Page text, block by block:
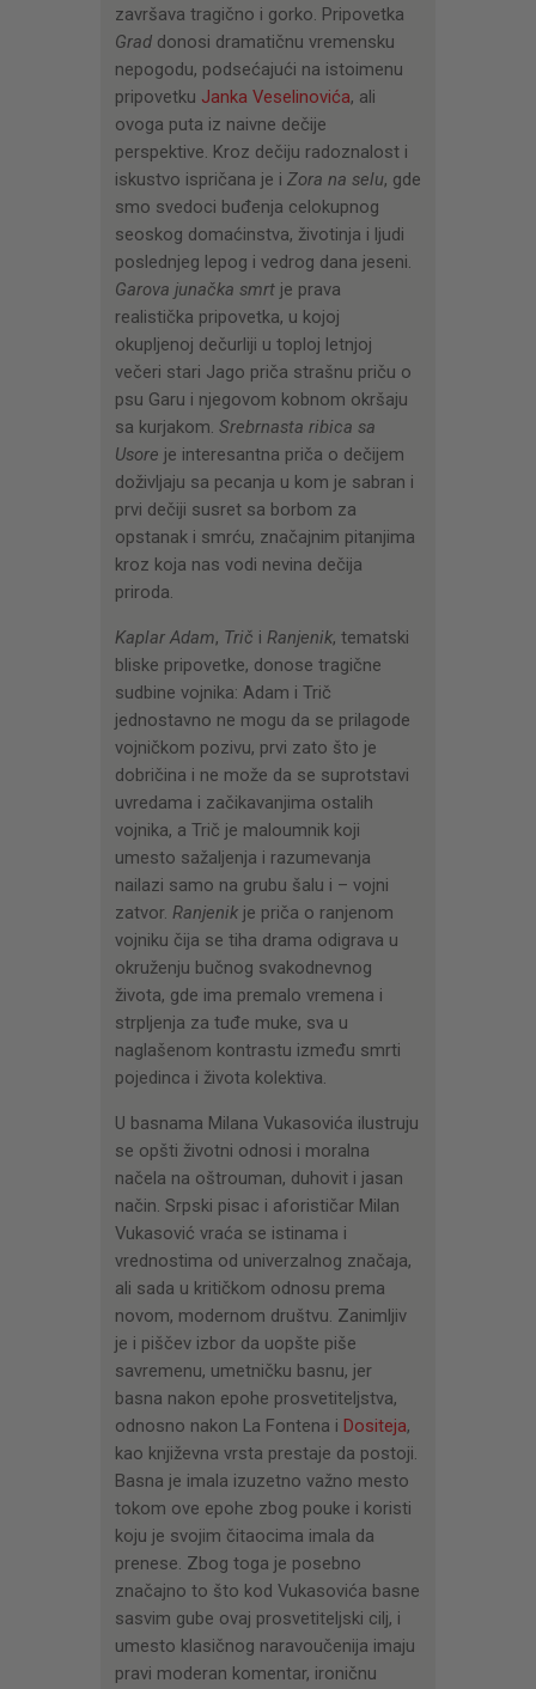
završava tragično i gorko. Pripovetka
Graddonosi dramatičnu vremensku
nepogodu, podsećajući na istoimenu
pripovetku Janka Veselinovića, ali
ovoga puta iz naivne dečije
perspektive. Kroz dečiju radoznalost i
iskustvo ispričana je i Zora na selu, gde
smo svedoci buđenja celokupnog
seoskog domaćinstva, životinja i ljudi
poslednjeg lepog i vedrog dana jeseni.
Garova junačka smrtje prava
realistička pripovetka, u kojoj
okupljenoj dečurliji u toploj letnjoj
večeri stari Jago priča strašnu priču o
psu Garu i njegovom kobnom okršaju
sa kurjakom. Srebrnasta ribica sa
Usore je interesantna priča o dečijem
doživljaju sa pecanja u kom je sabran i
prvi dečiji susret sa borbom za
opstanak i smrću, značajnim pitanjima
kroz koja nas vodi nevina dečija
priroda.
Kaplar Adam, Trič i Ranjenik, tematski
bliske pripovetke, donose tragične
sudbine vojnika: Adam i Trič
jednostavno ne mogu da se prilagode
vojničkom pozivu, prvi zato što je
dobričina i ne može da se suprotstavi
uvredama i začikavanjima ostalih
vojnika, a Trič je maloumnik koji
umesto sažaljenja i razumevanja
nailazi samo na grubu šalu i – vojni
zatvor. Ranjenikje priča o ranjenom
vojniku čija se tiha drama odigrava u
okruženju bučnog svakodnevnog
života, gde ima premalo vremena i
strpljenja za tuđe muke, sva u
naglašenom kontrastu između smrti
pojedinca i života kolektiva.
U basnama Milana Vukasovića ilustruju
se opšti životni odnosi i moralna
načela na oštrouman, duhovit i jasan
način. Srpski pisac i aforističar Milan
Vukasović vraća se istinama i
vrednostima od univerzalnog značaja,
ali sada u kritičkom odnosu prema
novom, modernom društvu. Zanimljiv
je i piščev izbor da uopšte piše
savremenu, umetničku basnu, jer
basna nakon epohe prosvetiteljstva,
odnosno nakon La Fontena i Dositeja,
kao književna vrsta prestaje da postoji.
Basna je imala izuzetno važno mesto
tokom ove epohe zbog pouke i koristi
koju je svojim čitaocima imala da
prenese. Zbog toga je posebno
značajno to što kod Vukasovića basne
sasvim gube ovaj prosvetiteljski cilj, i
umesto klasičnog naravoučenija imaju
pravi moderan komentar, ironičnu